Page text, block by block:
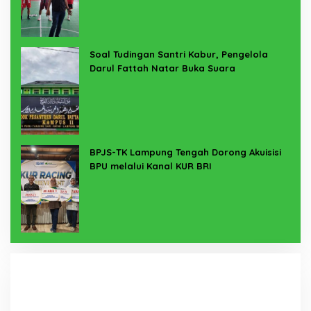
Soal Tudingan Santri Kabur, Pengelola
Darul Fattah Natar Buka Suara
BPJS-TK Lampung Tengah Dorong Akuisisi
BPU melalui Kanal KUR BRI